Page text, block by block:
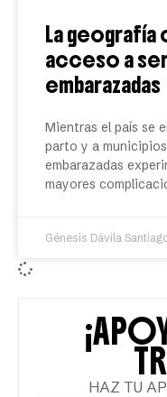
La
acceso a
embarazadas
Mientras el país se
parto y a
embarazadas
mayores
Génesis Dávila
HAZ TU